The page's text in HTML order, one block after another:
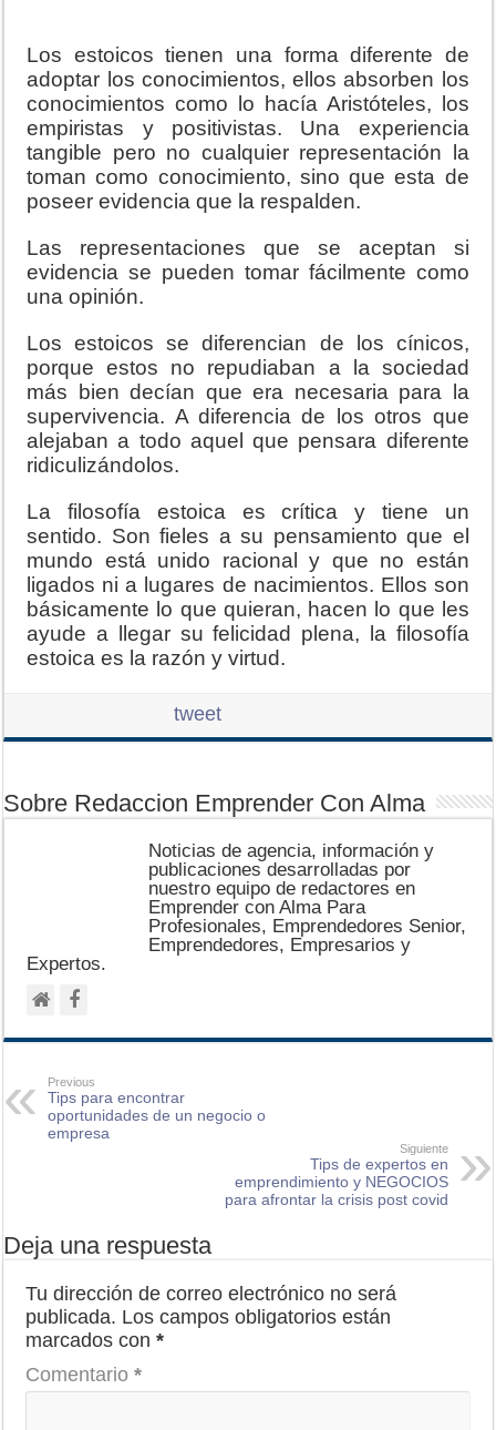
Los estoicos tienen una forma diferente de
adoptar los conocimientos, ellos absorben los
conocimientos como lo hacía Aristóteles, los
empiristas y positivistas. Una experiencia
tangible pero no cualquier representación la
toman como conocimiento, sino que esta de
poseer evidencia que la respalden.
Las representaciones que se aceptan si
evidencia se pueden tomar fácilmente como
una opinión.
Los estoicos se diferencian de los cínicos,
porque estos no repudiaban a la sociedad
más bien decían que era necesaria para la
supervivencia. A diferencia de los otros que
alejaban a todo aquel que pensara diferente
ridiculizándolos.
La filosofía estoica es crítica y tiene un
sentido. Son fieles a su pensamiento que el
mundo está unido racional y que no están
ligados ni a lugares de nacimientos. Ellos son
básicamente lo que quieran, hacen lo que les
ayude a llegar su felicidad plena, la filosofía
estoica es la razón y virtud.
tweet
Sobre Redaccion Emprender Con Alma
Noticias de agencia, información y
publicaciones desarrolladas por
nuestro equipo de redactores en
Emprender con Alma Para
Profesionales, Emprendedores Senior,
Emprendedores, Empresarios y
Expertos.
Previous
Tips para encontrar
oportunidades de un negocio o
empresa
Siguiente
Tips de expertos en
emprendimiento y NEGOCIOS
para afrontar la crisis post covid
Deja una respuesta
Tu dirección de correo electrónico no será
publicada. Los campos obligatorios están
marcados con*
Comentario*